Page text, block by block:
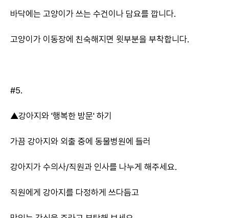
바닥에는 고양이가 쓰는 수건이나 담요를 깝니다.
고양이가 이동장에 친숙해지면 윗부분을 부착합니다.
#5.
▲강아지와 '행복한 방문' 하기
가끔 강아지와 외출 중에 동물병원에 들러
강아지가 수의사/직원과 인사를 나누게 해주세요.
직원에게 강아지를 다정하게 쓰다듬고